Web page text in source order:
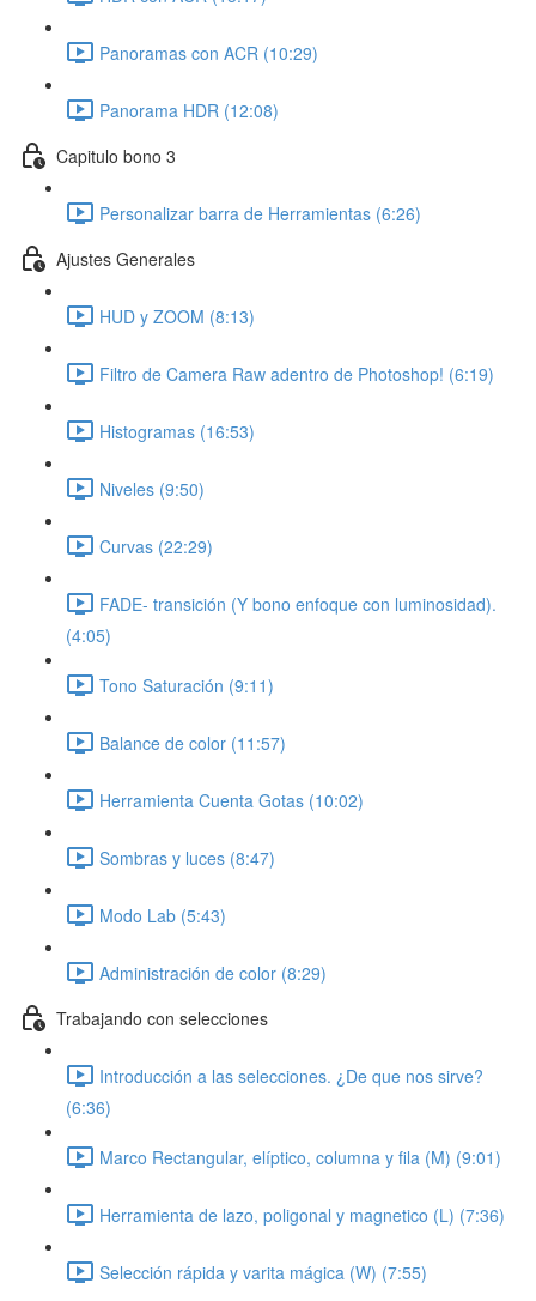
Panoramas con ACR (10:29)
Panorama HDR (12:08)
Capitulo bono 3
Personalizar barra de Herramientas (6:26)
Ajustes Generales
HUD y ZOOM (8:13)
Filtro de Camera Raw adentro de Photoshop! (6:19)
Histogramas (16:53)
Niveles (9:50)
Curvas (22:29)
FADE- transición (Y bono enfoque con luminosidad).
(4:05)
Tono Saturación (9:11)
Balance de color (11:57)
Herramienta Cuenta Gotas (10:02)
Sombras y luces (8:47)
Modo Lab (5:43)
Administración de color (8:29)
Trabajando con selecciones
Introducción a las selecciones. ¿De que nos sirve?
(6:36)
Marco Rectangular, elíptico, columna y fila (M) (9:01)
Herramienta de lazo, poligonal y magnetico (L) (7:36)
Selección rápida y varita mágica (W) (7:55)